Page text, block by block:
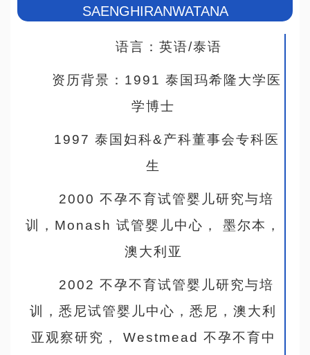
SAENGHIRANWATANA
语言：英语/泰语
资历背景：1991 泰国玛希隆大学医
学博士
1997 泰国妇科&产科董事会专科医
生
2000 不孕不育试管婴儿研究与培
训，Monash 试管婴儿中心， 墨尔本，
澳大利亚
2002 不孕不育试管婴儿研究与培
训，悉尼试管婴儿中心，悉尼，澳大利
亚观察研究， Westmead 不孕不育中